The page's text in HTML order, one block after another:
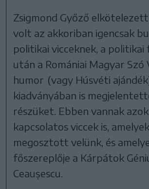
Zsigmond Győző
volt az akkoriban igencsak
politikai vicceknek, a
után a Romániai Magyar Szó
humor (vagy Húsvéti
kiadványában is
részüket. Ebben vannak
kapcsolatos viccek is,
megosztott velünk, és
főszereplője a Kárpátok
Ceaușescu.